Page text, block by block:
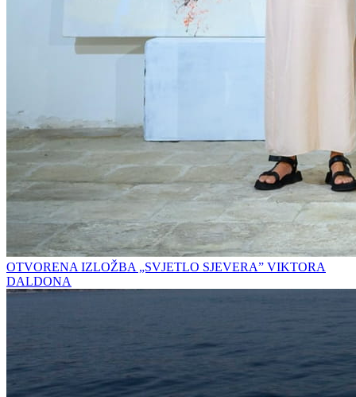
OTVORENA IZLOŽBA „SVJETLO SJEVERA” VIKTORA
DALDONA